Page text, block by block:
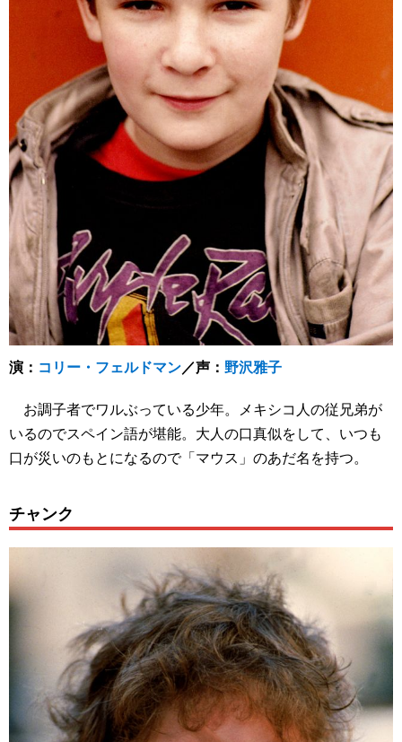
演： コリー・フェルドマン／声： 野沢雅子
お調子者でワルぶっている少年。メキシコ人の従兄弟が
いるのでスペイン語が堪能。大人の口真似をして、いつも
口が災いのもとになるので「マウス」のあだ名を持つ。
チャンク